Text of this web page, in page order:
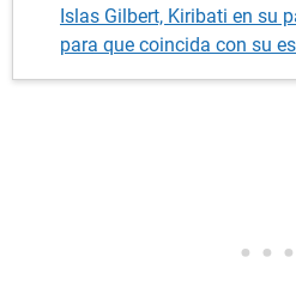
Islas Gilbert, Kiribati en su
para que coincida con su